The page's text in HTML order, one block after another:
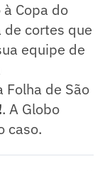
Copa do
de cortes que
equipe de
de São
. A Globo
caso.